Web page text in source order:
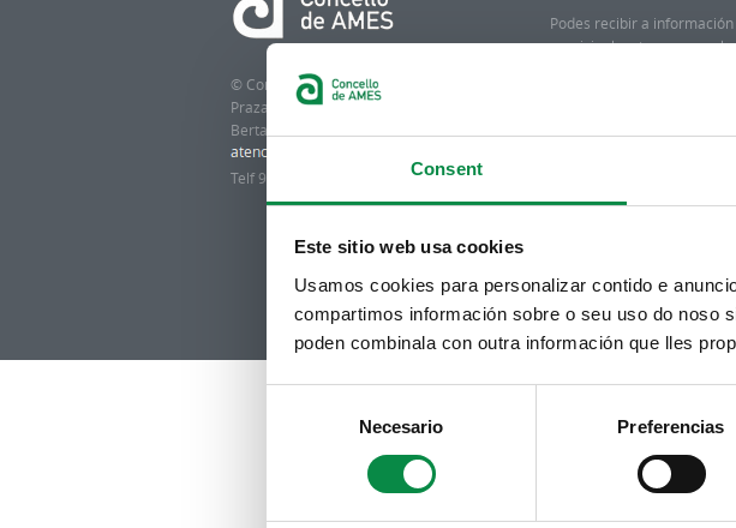
Consent
Este sitio web usa cookies
Usamos cookies para personalizar contido e
compartimos información sobre o seu uso do noso
poden combinala con outra información que lles
Necesario Preferencias
© Concello de Ames
Praza do Concello, 2 |15220
Bertamiráns (Ames)
Telf 981 883 002 | Fax 981 883 925
Podes recibir a
municipal no teu correo